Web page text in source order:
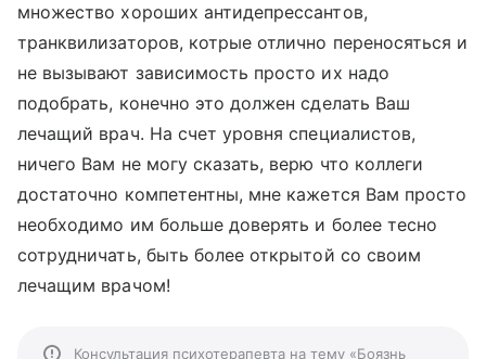
множество хороших антидепрессантов,
транквилизаторов, котрые отлично переносяться и
не вызывают зависимость просто их надо
подобрать, конечно это должен сделать Ваш
лечащий врач. На счет уровня специалистов,
ничего Вам не могу сказать, верю что коллеги
достаточно компетентны, мне кажется Вам просто
необходимо им больше доверять и более тесно
сотрудничать, быть более открытой со своим
лечащим врачом!
Консультация психотерапевта на тему «Боязнь